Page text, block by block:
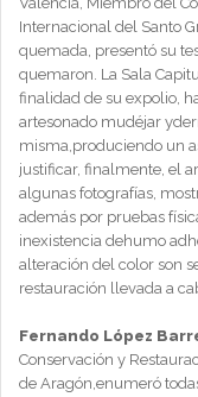
Internacional del Santo
quemada, presentó su
quemaron. La Sala
finalidad de su expolio,
artesonado mudéjar
misma,produciendo un
justificar, finalmente, el
algunas fotografías,
además por pruebas
inexistencia dehumo
alteración del color son
restauración llevada a
Fernando López
Conservación y
de Aragón,enumeró